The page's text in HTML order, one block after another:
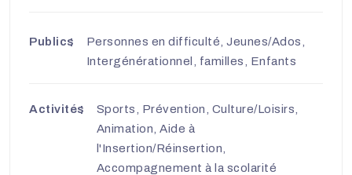
Publics
Personnes en difficulté, Jeunes/Ados,
Intergénérationnel, familles, Enfants
Activités
Sports, Prévention, Culture/Loisirs,
Animation, Aide à
l'Insertion/Réinsertion,
Accompagnement à la scolarité